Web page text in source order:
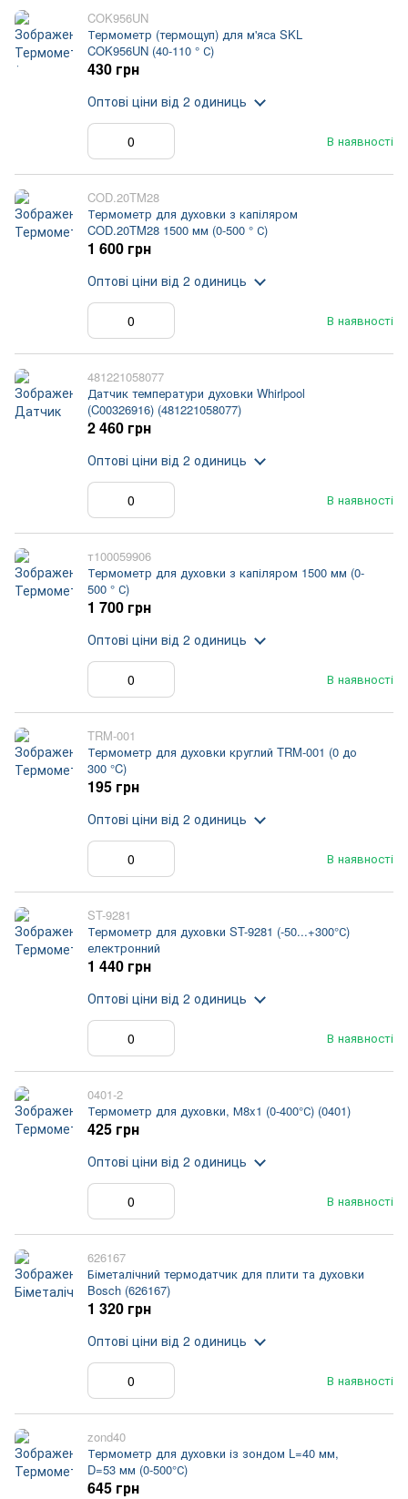
COK956UN
Термометр (термощуп) для м'яса SKL
COK956UN (40-110 ° С)
В наявності
430 грн
Оптові ціни від 2 одиниць
COD.20TM28
Термометр для духовки з капіляром
COD.20TM28 1500 мм (0-500 ° С)
В наявності
1 600 грн
Оптові ціни від 2 одиниць
481221058077
Датчик температури духовки Whirlpool
(C00326916) (481221058077)
В наявності
2 460 грн
Оптові ціни від 2 одиниць
т100059906
Термометр для духовки з капіляром 1500 мм (0-
500 ° С)
В наявності
1 700 грн
Оптові ціни від 2 одиниць
TRM-001
Термометр для духовки круглий TRM-001 (0 до
300 °C)
В наявності
195 грн
Оптові ціни від 2 одиниць
ST-9281
Термометр для духовки ST-9281 (-50...+300°С)
електронний
В наявності
1 440 грн
Оптові ціни від 2 одиниць
0401-2
Термометр для духовки, М8x1 (0-400°С) (0401)
В наявності
425 грн
Оптові ціни від 2 одиниць
626167
Біметалічний термодатчик для плити та духовки
Bosch (626167)
В наявності
1 320 грн
Оптові ціни від 2 одиниць
zond40
Термометр для духовки із зондом L=40 мм,
D=53 мм (0-500°С)
645 грн